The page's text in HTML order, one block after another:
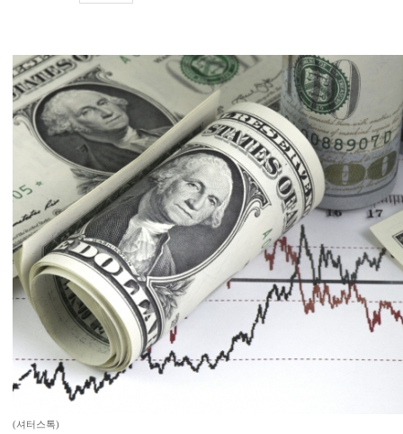
(셔터스톡)